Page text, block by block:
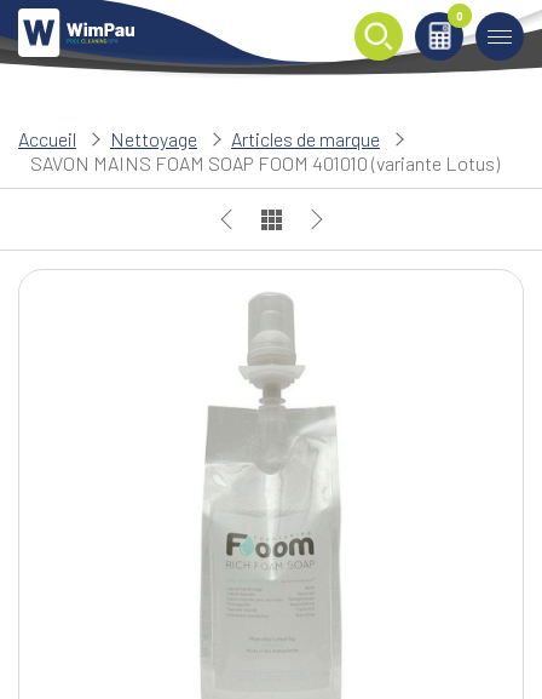
0
0
Accueil Nettoyage
Articles de marque
SAVON MAINS FOAM SOAP FOOM 401010 (variante Lotus)